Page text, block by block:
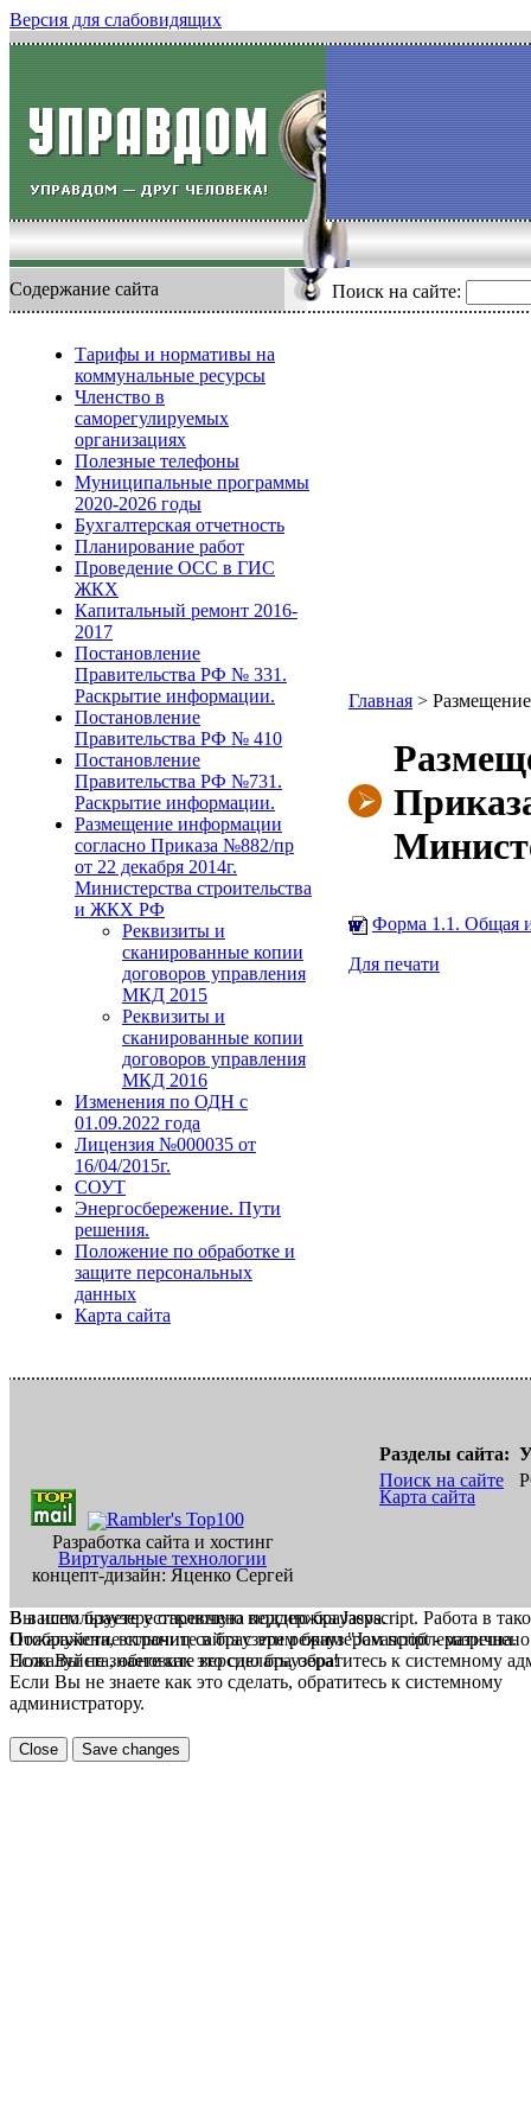
Версия для слабовидящих
Содержание сайта Поиск на сайте:
Тарифы и нормативы на
коммунальные ресурсы
Членство в
саморегулируемых
организациях
Полезные телефоны
Муниципальные программы
2020-2026 годы
Бухгалтерская отчетность
Планирование работ
Проведение ОСС в ГИС
ЖКХ
Капитальный ремонт 2016-
2017
Постановление
Правительства РФ № 331.
Раскрытие информации.
Постановление
Правительства РФ № 410
Постановление
Правительства РФ №731.
Раскрытие информации.
Размещение информации
согласно Приказа №882/пр
от 22 декабря 2014г.
Министерства строительства
и ЖКХ РФ
Реквизиты и
сканированные копии
договоров управления
МКД 2015
Реквизиты и
сканированные копии
договоров управления
МКД 2016
Изменения по ОДН с
01.09.2022 года
Лицензия №000035 от
16/04/2015г.
СОУТ
Энергосбережение. Пути
решения.
Положение по обработке и
защите персональных
данных
Карта сайта
Главная >
Форма 1.1. Общая
Для печати
Разработка сайта и хостинг
Виртуальные технологии
концепт-дизайн: Яценко Сергей
Разделы сайта:
Поиск на сайте
Карта сайта
В вашем браузере отключена поддержка Jasvscript. Работа в
Пожалуйста, включите в браузере режим "Javascript -
Если Вы не знаете как это сделать, обратитесь к системному
Вы используете устаревшую версию браузера.
Отображение страниц сайта с этим браузером проблематична.
Пожалуйста, обновите версию браузера!
Если Вы не знаете как это сделать, обратитесь к системному
администратору.
Close Save changes